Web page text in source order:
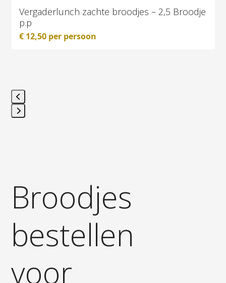
Vergaderlunch zachte broodjes – 2,5 Broodje
p.p
€ 12,50 per persoon
the
first
slide
Broodjes
bestellen
voor